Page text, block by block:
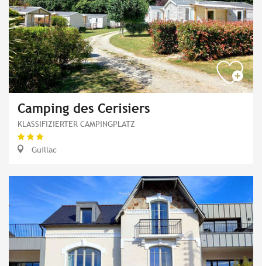
Camping des Cerisiers
KLASSIFIZIERTER CAMPINGPLATZ
Guillac